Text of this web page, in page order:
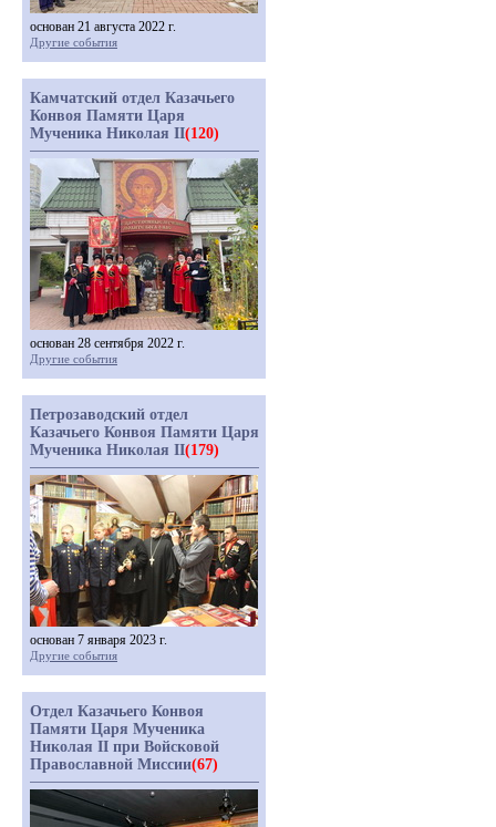
основан 21 августа 2022 г.
Другие события
Камчатский отдел Казачьего
Конвоя Памяти Царя
Мученика Николая II(120)
основан 28 сентября 2022 г.
Другие события
Петрозаводский отдел
Казачьего Конвоя Памяти Царя
Мученика Николая II(179)
основан 7 января 2023 г.
Другие события
Отдел Казачьего Конвоя
Памяти Царя Мученика
Николая II при Войсковой
Православной Миссии(67)